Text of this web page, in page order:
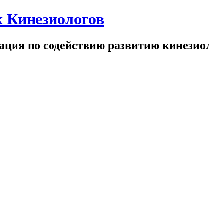
по содействию развитию